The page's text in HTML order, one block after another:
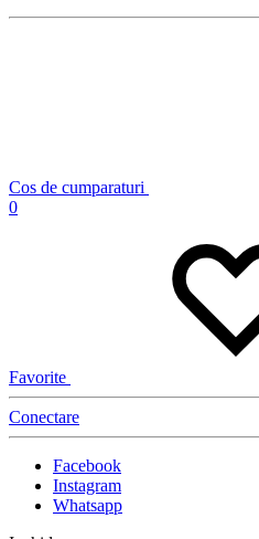
Cos de cumparaturi
0
Favorite
Conectare
Facebook
Instagram
Whatsapp